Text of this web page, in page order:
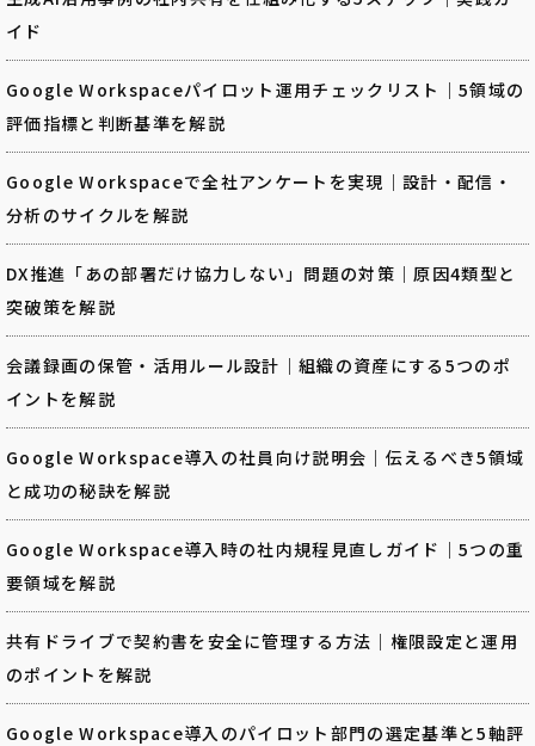
イド
Google Workspaceパイロット運用チェックリスト｜5領域の
評価指標と判断基準を解説
Google Workspaceで全社アンケートを実現｜設計・配信・
分析のサイクルを解説
DX推進「あの部署だけ協力しない」問題の対策｜原因4類型と
突破策を解説
会議録画の保管・活用ルール設計｜組織の資産にする5つのポ
イントを解説
Google Workspace導入の社員向け説明会｜伝えるべき5領域
と成功の秘訣を解説
Google Workspace導入時の社内規程見直しガイド｜5つの重
要領域を解説
共有ドライブで契約書を安全に管理する方法｜権限設定と運用
のポイントを解説
Google Workspace導入のパイロット部門の選定基準と5軸評